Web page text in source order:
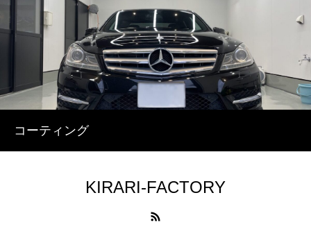
コーティング
KIRARI-FACTORY